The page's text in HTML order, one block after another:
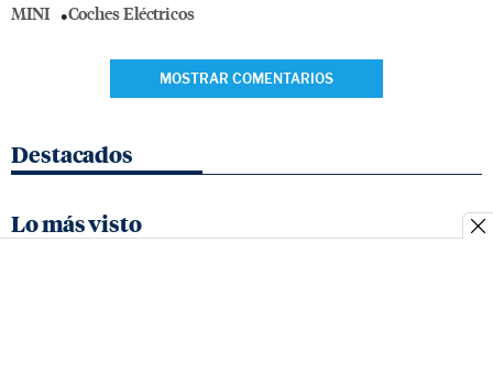
MINI Coches Eléctricos
MOSTRAR COMENTARIOS
Destacados
Lo más visto